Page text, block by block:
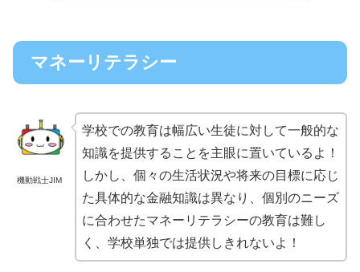
マネーリテラシー
機動戦士JIM
学校での教育は幅広い生徒に対して一般的な
知識を提供することを主眼に置いているよ！
しかし、個々の生活状況や将来の目標に応じ
た具体的な金融知識は異なり、個別のニーズ
に合わせたマネーリテラシーの教育は難し
く、学校単独では提供しきれないよ！